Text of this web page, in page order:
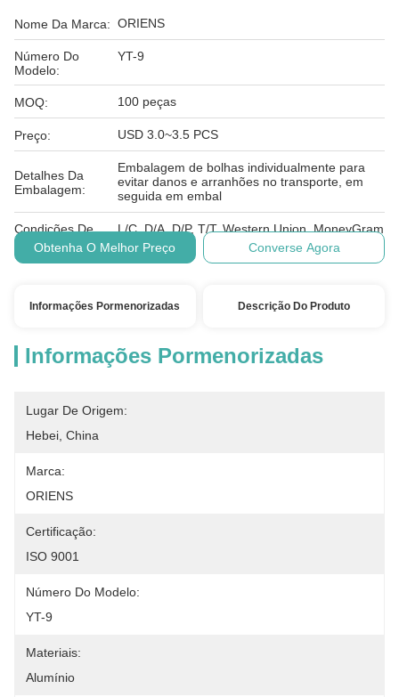
Nome Da Marca: ORIENS
Número Do
Modelo:
YT-9
MOQ: 100 peças
Preço: USD 3.0~3.5 PCS
Detalhes Da
Embalagem:
Embalagem de bolhas individualmente para
evitar danos e arranhões no transporte, em
seguida em embal
Condições De
Pagamento:
L/C, D/A, D/P, T/T, Western Union, MoneyGram
Obtenha O Melhor Preço
Converse Agora
Informações Pormenorizadas Descrição Do Produto
Informações Pormenorizadas
Lugar De Origem:
Hebei, China
Marca:
ORIENS
Certificação:
ISO 9001
Número Do Modelo:
YT-9
Materiais:
Alumínio